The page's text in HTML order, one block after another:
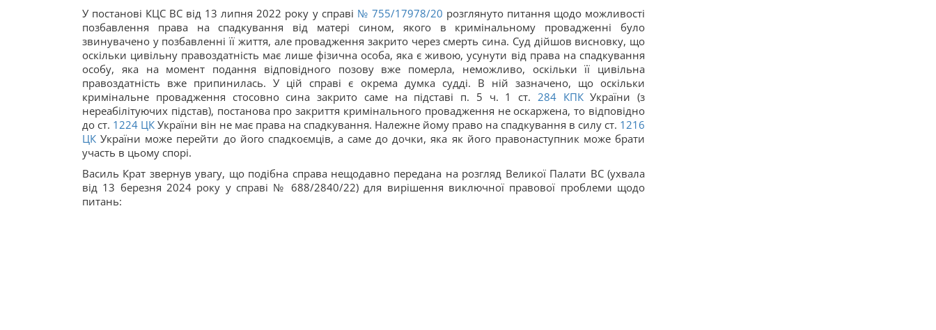
У постанові КЦС ВС від 13 липня 2022 року у справі № 755/17978/20 розглянуто питання щодо можливості
позбавлення права на спадкування від матері сином, якого в кримінальному провадженні було
звинувачено у позбавленні її життя, але провадження закрито через смерть сина. Суд дійшов висновку, що
оскільки цивільну правоздатність має лише фізична особа, яка є живою, усунути від права на спадкування
особу, яка на момент подання відповідного позову вже померла, неможливо, оскільки її цивільна
правоздатність вже припинилась. У цій справі є окрема думка судді. В ній зазначено, що оскільки
кримінальне провадження стосовно сина закрито саме на підставі п. 5 ч. 1 ст. 284 КПКУкраїни (з
нереабілітуючих підстав), постанова про закриття кримінального провадження не оскаржена, то відповідно
до ст. 1224 ЦК України він не має права на спадкування. Належне йому право на спадкування в силу ст. 1216
ЦК України може перейти до його спадкоємців, а саме до дочки, яка як його правонаступник може брати
участь в цьому спорі.
Василь Крат звернув увагу, що подібна справа нещодавно передана на розгляд Великої Палати ВС (ухвала
від 13 березня 2024 року у справі № 688/2840/22) для вирішення виключної правової проблеми щодо
питань: